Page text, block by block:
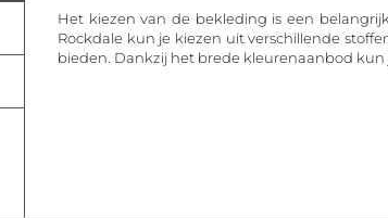
Het kiezen van de bekleding is een
Rockdale kun je kiezen uit verschillende
bieden. Dankzij het brede kleurenaanbod